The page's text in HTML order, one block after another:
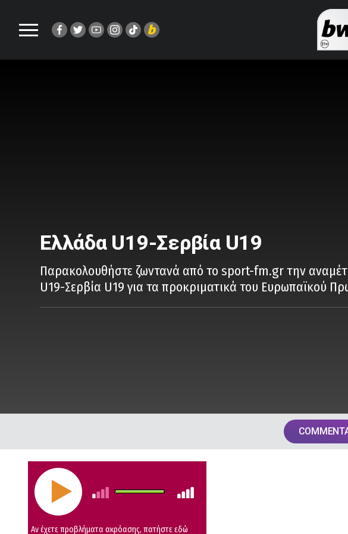
Ελλάδα U19-Σερβία U19
Παρακολουθήστε ζωντανά από το sport-fm.gr την
U19-Σερβία U19 για τα προκριματικά του Ευρωπαϊκού